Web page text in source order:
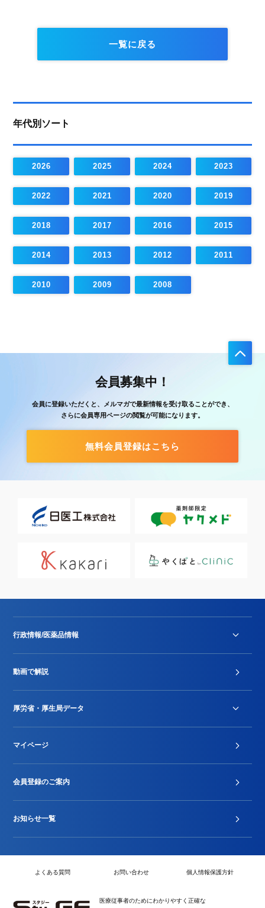
一覧に戻る
年代別ソート
2026 2025 2024 2023
2022 2021 2020 2019
2018 2017 2016 2015
2014 2013 2012 2011
2010 2009 2008
会員募集中！
会員に登録いただくと、メルマガで最新情報を受け取ることができ、
さらに会員専用ページの閲覧が可能になります。
無料会員登録はこちら
行政情報/医薬品情報
Stu-GEレポート
動画で解説
厚労省・厚生局データ
2024年度新設項目届出状況
マイページ
会員登録のご案内
お知らせ一覧
よくある質問 お問い合わせ 個人情報保護方針
医療従事者のためにわかりやすく正確な